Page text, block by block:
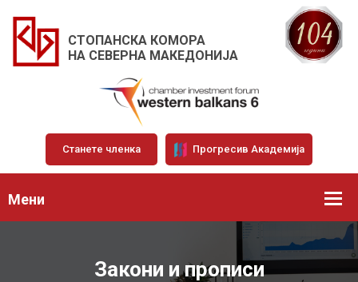
СТОПАНСКА КОМОРА
НА СЕВЕРНА МАКЕДОНИЈА
Станете членка Прогресив Академија
Мени
Закони и прописи